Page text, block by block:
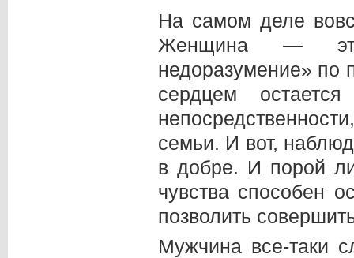
На самом деле
Женщина — это
недоразумение» по
сердцем
семьи. И вот,
в добре. И порой
чувства способен
позволить
Мужчина все-таки